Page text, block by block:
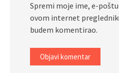
Spremi moje ime, e-
ovom internet
budem komentirao.